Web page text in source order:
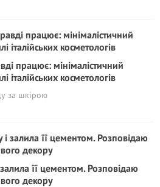
працює: мінімалістичний
італійських косметологів
за шкірою
її цементом. Розповідаю
декору